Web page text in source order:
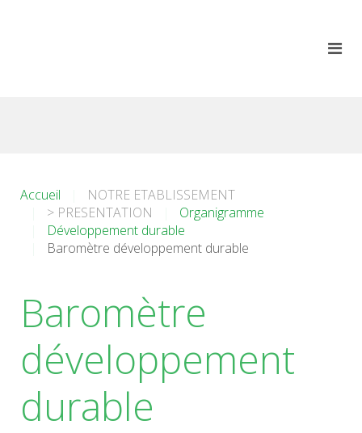
Accueil
NOTRE ETABLISSEMENT
> PRESENTATION
Organigramme
Développement durable
Baromètre développement durable
Baromètre
développement
durable